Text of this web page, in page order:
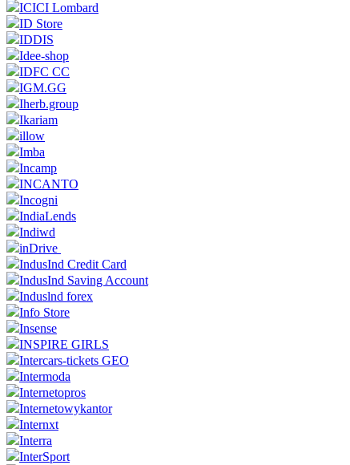
ICICI Lombard
ID Store
IDDIS
Idee-shop
IDFC CC
IGM.GG
Iherb.group
Ikariam
illow
Imba
Incamp
INCANTO
Incogni
IndiaLends
Indiwd
inDrive
IndusInd Credit Card
IndusInd Saving Account
Induslnd forex
Info Store
Insense
INSPIRE GIRLS
Intercars-tickets GEO
Intermoda
Internetopros
Internetowykantor
Internxt
Interra
InterSport